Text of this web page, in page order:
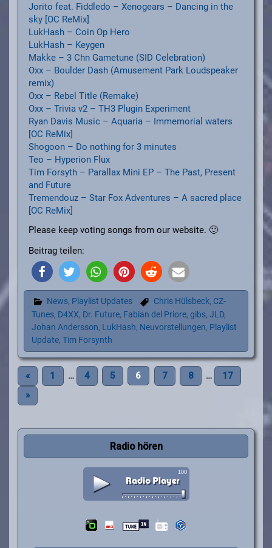
Jorito feat. Fiddledo – Xenogears – Dancing in the
sky [OC ReMix]
LukHash – Coin Op Hero
LukHash – Keygen
Makke – 3 Chn Gametune (SID Celebration)
Oxx – Boulder Dash (Amusement Park Loudspeaker
remix)
Oxx – Rebel Title (Remake)
Oxx – Trivia v2 – TH3 Plugin Experiment
Ryan Davis Music – Aquaria – Immemorial waters
[OC ReMix]
Shogoon – Do nothing for 3 minutes
Teo – Hyperion Flux
Tim Forsyth – Parallax Mini EP – The Past, Present
and Future
Tremendouz – Star Fox Adventures – A sacred place
[OC ReMix]
Please keep voting songs from our website. 🙂
Beitrag teilen:
News, Playlist Updates Chris Hülsbeck, CZ-
Tunes, D4XX, Dr. Future, Fabian del Priore, gibs, JLD,
Johan Andersson, LukHash, Neuvorstellungen, Playlist
Update, Tim Forsynth
« 1 … 4 5 6 7 8 …
17
»
Radio hören